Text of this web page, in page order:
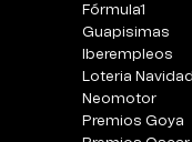
Fórmula1
Guapisimas
Iberempleos
Loteria Navidad
Neomotor
Premios Goya